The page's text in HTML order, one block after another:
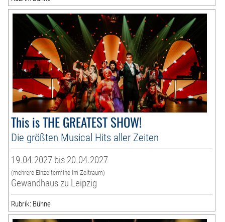
This is THE GREATEST SHOW!
Die größten Musical Hits aller Zeiten
19.04.2027 bis 20.04.2027
(mehrere Einzeltermine im Zeitraum)
Gewandhaus zu Leipzig
Rubrik: Bühne